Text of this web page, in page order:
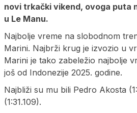
novi trkački vikend, ovoga puta
u Le Manu.
Najbolje vreme na slobodnom
Marini. Najbrži krug je izvozio u
Marini je tako zabeležio najbolje
još od Indonezije 2025. godine.
Najbliži su mu bili Pedro Akosta
(1:31.109).